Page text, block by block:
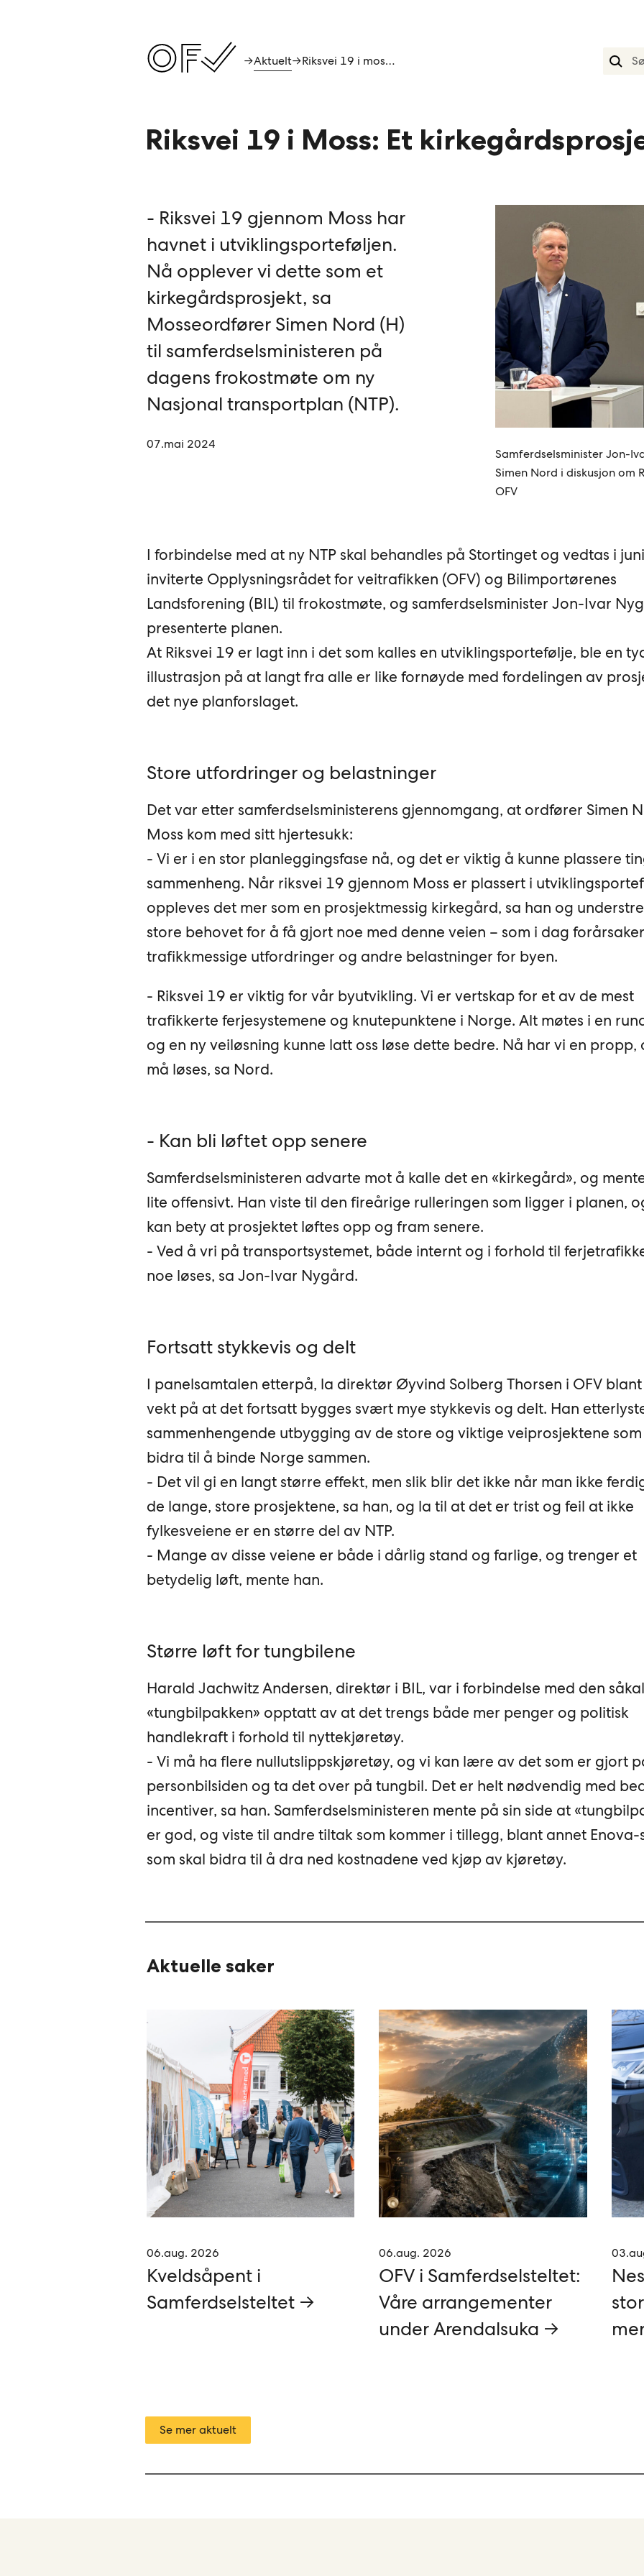
→Aktuelt→ Riksvei 19 i moss et kirkegårdsprosjekt
Riksvei 19 i Moss: Et
- Riksvei 19 gjennom Moss har
havnet i utviklingsporteføljen.
Nå opplever vi dette som et
kirkegårdsprosjekt, sa
Mosseordfører Simen Nord (H)
til samferdselsministeren på
dagens frokostmøte om ny
Nasjonal transportplan (NTP).
07.mai 2024
Samferdselsminister Jon-
Simen Nord i diskusjon om
OFV
I forbindelse med at ny NTP skal behandles på Stortinget og vedtas i
inviterte Opplysningsrådet for veitrafikken (OFV) og Bilimportørenes
Landsforening (BIL) til frokostmøte, og samferdselsminister Jon-Ivar
presenterte planen.
At Riksvei 19 er lagt inn i det som kalles en utviklingsportefølje, ble en
illustrasjon på at langt fra alle er like fornøyde med fordelingen av
det nye planforslaget.
Store utfordringer og belastninger
Det var etter samferdselsministerens gjennomgang, at ordfører Simen
Moss kom med sitt hjertesukk:
- Vi er i en stor planleggingsfase nå, og det er viktig å kunne plassere
sammenheng. Når riksvei 19 gjennom Moss er plassert i
oppleves det mer som en prosjektmessig kirkegård, sa han og
store behovet for å få gjort noe med denne veien – som i dag
trafikkmessige utfordringer og andre belastninger for byen.
- Riksvei 19 er viktig for vår byutvikling. Vi er vertskap for et av de mest
trafikkerte ferjesystemene og knutepunktene i Norge. Alt møtes i en
og en ny veiløsning kunne latt oss løse dette bedre. Nå har vi en propp,
må løses, sa Nord.
- Kan bli løftet opp senere
Samferdselsministeren advarte mot å kalle det en «kirkegård», og
lite offensivt. Han viste til den fireårige rulleringen som ligger i planen,
kan bety at prosjektet løftes opp og fram senere.
- Ved å vri på transportsystemet, både internt og i forhold til
noe løses, sa Jon-Ivar Nygård.
Fortsatt stykkevis og delt
I panelsamtalen etterpå, la direktør Øyvind Solberg Thorsen i OFV
vekt på at det fortsatt bygges svært mye stykkevis og delt. Han
sammenhengende utbygging av de store og viktige veiprosjektene som
bidra til å binde Norge sammen.
- Det vil gi en langt større effekt, men slik blir det ikke når man ikke
de lange, store prosjektene, sa han, og la til at det er trist og feil at ikke
fylkesveiene er en større del av NTP.
- Mange av disse veiene er både i dårlig stand og farlige, og trenger et
betydelig løft, mente han.
Større løft for tungbilene
Harald Jachwitz Andersen, direktør i BIL, var i forbindelse med den
«tungbilpakken» opptatt av at det trengs både mer penger og politisk
handlekraft i forhold til nyttekjøretøy.
- Vi må ha flere nullutslippskjøretøy, og vi kan lære av det som er gjort
personbilsiden og ta det over på tungbil. Det er helt nødvendig med
incentiver, sa han. Samferdselsministeren mente på sin side at
er god, og viste til andre tiltak som kommer i tillegg, blant annet
som skal bidra til å dra ned kostnadene ved kjøp av kjøretøy.
Aktuelle saker
06.aug. 2026
Kveldsåpent i
Samferdselsteltet →
06.aug. 2026
OFV i Samferdselsteltet:
Våre arrangementer
under Arendalsuka →
Se mer aktuelt